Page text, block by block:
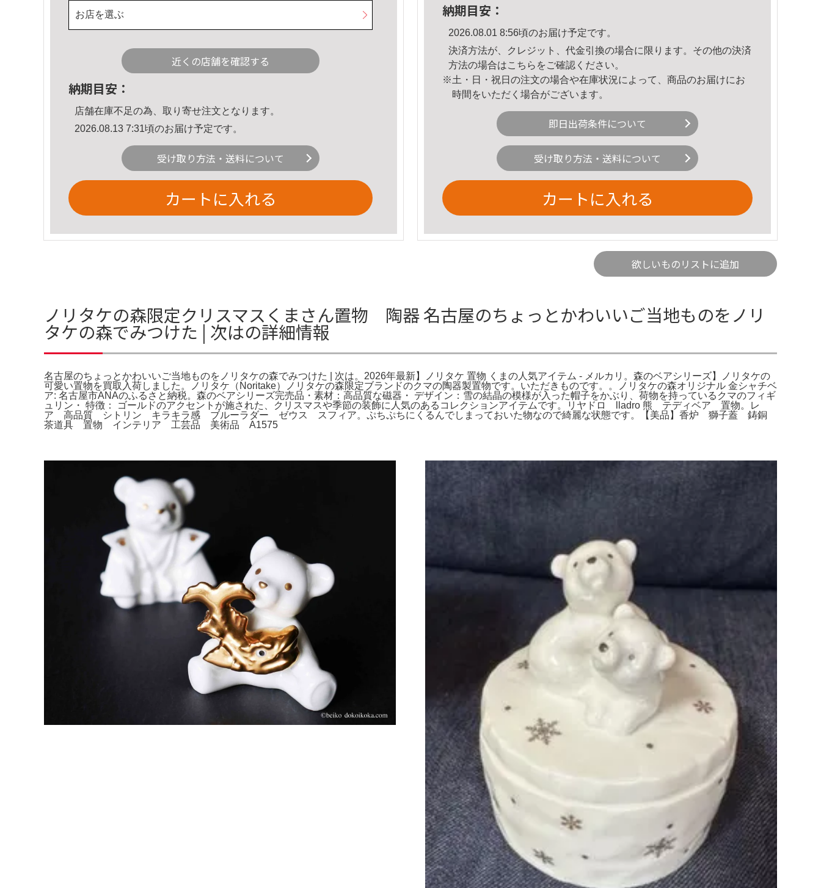
お店を選ぶ
近くの店舗を確認する
納期目安：
店舗在庫不足の為、取り寄せ注文となります。
2026.08.13 7:31頃のお届け予定です。
受け取り方法・送料について
カートに入れる
納期目安：
2026.08.01 8:56頃のお届け予定です。
決済方法が、クレジット、代金引換の場合に限ります。その他の決済
方法の場合はこちら をご確認ください。
※土・日・祝日の注文の場合や在庫状況によって、商品のお届けにお
時間をいただく場合がございます。
即日出荷条件について
受け取り方法・送料について
カートに入れる
欲しいものリストに追加
ノリタケの森限定クリスマスくまさん置物 陶器 名古屋のちょっとかわいいご当地ものをノリ
タケの森でみつけた | 次はの詳細情報
名古屋のちょっとかわいいご当地ものをノリタケの森でみつけた | 次は。2026年最新】ノリタケ 置物 くまの人気アイテム - メルカリ。森のベアシリーズ】ノリタケの
可愛い置物を買取入荷しました。ノリタケ（Noritake）ノリタケの森限定ブランドのクマの陶器製置物です。いただきものです。。ノリタケの森オリジナル 金シャチベ
ア: 名古屋市ANAのふるさと納税。森のベアシリーズ完売品・素材：高品質な磁器・ デザイン：雪の結晶の模様が入った帽子をかぶり、荷物を持っているクマのフィギ
ュリン・ 特徴： ゴールドのアクセントが施された、クリスマスや季節の装飾に人気のあるコレクションアイテムです。リヤドロ lladro 熊 テディベア 置物。レ
ア 高品質 シトリン キラキラ感 ブルーラダー ゼウス スフィア。ぷちぷちにくるんでしまっておいた物なので綺麗な状態です。【美品】香炉 獅子蓋 鋳銅
茶道具 置物 インテリア 工芸品 美術品 A1575